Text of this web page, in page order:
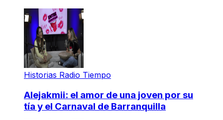
Historias Radio Tiempo
Alejakmii: el amor de una joven por su
tía y el Carnaval de Barranquilla